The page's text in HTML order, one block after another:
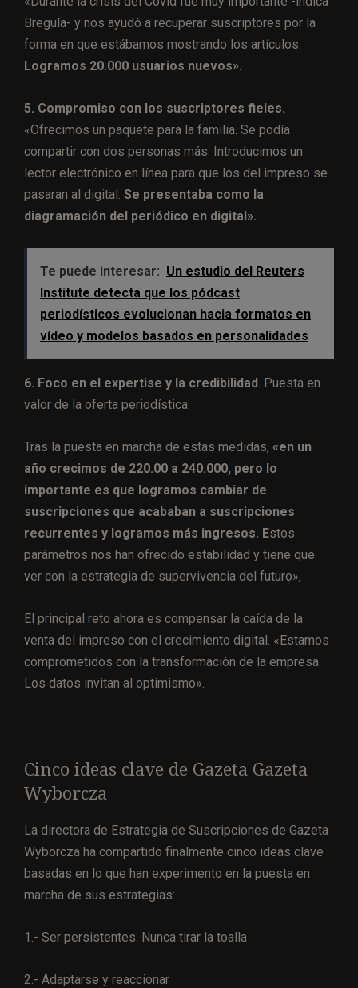
Bregula- y nos ayudó a recuperar suscriptores por la
forma en que estábamos mostrando los artículos.
Logramos 20.000 usuarios nuevos».
5. Compromiso con los suscriptores fieles.
«Ofrecimos un paquete para la familia. Se podía
compartir con dos personas más. Introducimos un
lector electrónico en línea para que los del impreso se
pasaran al digital. Se presentaba como la
diagramación del periódico en digital».
Te puede interesar: Un estudio del Reuters
Institute detecta que los pódcast
periodísticos evolucionan hacia formatos en
vídeo y modelos basados en personalidades
6. Foco en el expertise y la credibilidad . Puesta en
valor de la oferta periodística.
Tras la puesta en marcha de estas medidas, «en un
año crecimos de 220.00 a 240.000, pero lo
importante es que logramos cambiar de
suscripciones que acababan a suscripciones
recurrentes y logramos más ingresos. Estos
parámetros nos han ofrecido estabilidad y tiene que
ver con la estrategia de supervivencia del futuro»,
El principal reto ahora es compensar la caída de la
venta del impreso con el crecimiento digital. «Estamos
comprometidos con la transformación de la empresa.
Los datos invitan al optimismo».
Cinco ideas clave de Gazeta Gazeta
Wyborcza
La directora de Estrategia de Suscripciones de Gazeta
Wyborcza ha compartido finalmente cinco ideas clave
basadas en lo que han experimento en la puesta en
marcha de sus estrategias:
1.- Ser persistentes. Nunca tirar la toalla
2.- Adaptarse y reaccionar